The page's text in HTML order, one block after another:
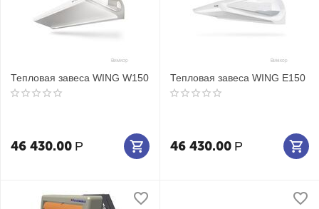
Тепловая завеса WING W150
46 430.00 Р
Тепловая завеса WING E150
46 430.00 Р